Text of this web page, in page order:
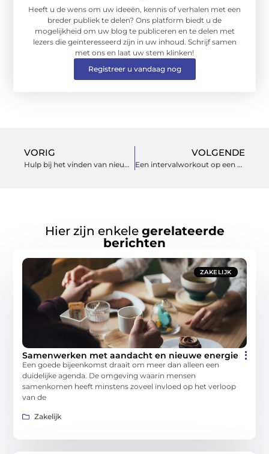
Heeft u de wens om uw ideeën, kennis of verhalen met een
breder publiek te delen? Ons platform biedt u de
mogelijkheid om uw blog te publiceren en te delen met
lezers die geïnteresseerd zijn in uw inhoud. Schrijf samen
met ons en laat uw stem klinken!
Registreer u vandaag nog
VORIG
Hulp bij het vinden van nieuw werk
VOLGENDE
Een intervalworkout op een crosstrainer
Hier zijn enkele gerelateerde
berichten
ZAKELIJK
Samenwerken met aandacht en nieuwe energie
Een goede bijeenkomst draait om meer dan alleen een
duidelijke agenda. De omgeving waarin mensen
samenkomen heeft minstens zoveel invloed op het verloop
van de
Zakelijk